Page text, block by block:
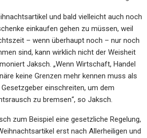
und bald vielleicht auch noch
einkaufen gehen zu müssen, weil
– wenn überhaupt noch – nur noch
sind, kann wirklich nicht der Weisheit
Jaksch.„Wenn Wirtschaft, Handel
keine Grenzen mehr kennen muss als
einschreiten, um dem
zu bremsen“, soJaksch.
zum Beispiel eine gesetzliche Regelung,
erst nach Allerheiligen und